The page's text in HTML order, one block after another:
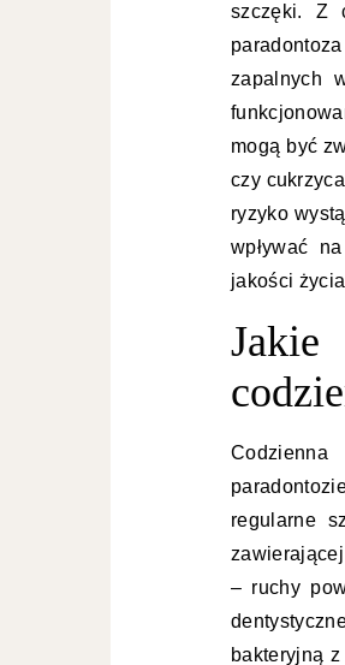
szczęki. Z
zapalnych
mogą być
czy
ryzyko
wpływać
jakości
Jakie
regularne
– ruchy
bakteryjną